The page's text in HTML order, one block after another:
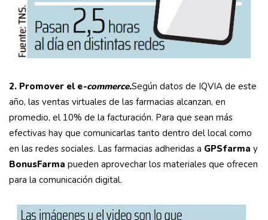
2. Promover el e-commerce.Según datos de IQVIA de este
año, las ventas virtuales de las farmacias alcanzan, en
promedio, el 10% de la facturación. Para que sean más
efectivas hay que comunicarlas tanto dentro del local como
en las redes sociales. Las farmacias adheridas a GPSfarma y
BonusFarma pueden aprovechar los materiales que ofrecen
para la comunicación digital.